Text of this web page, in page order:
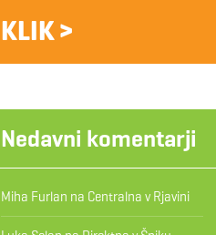
KLIK >
Nedavni komentarji
Miha Furlan na Centralna v Rjavini